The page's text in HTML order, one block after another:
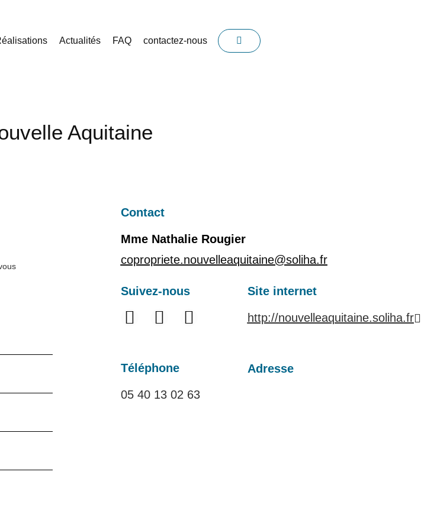
Actualités FAQ contactez-nous
Aquitaine
Contact
Mme Nathalie Rougier
copropriete.nouvelleaquitaine@soliha.fr
Suivez-nous
Téléphone
05 40 13 02 63
Site internet
http://nouvelleaquitaine.soliha.fr
Adresse